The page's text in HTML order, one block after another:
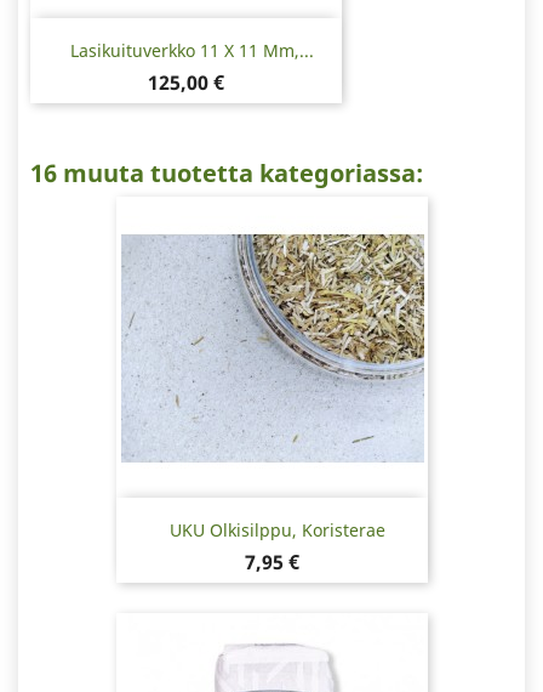
Lasikuituverkko 11 X 11 Mm,...
Hinta
125,00 €
16 muuta tuotetta kategoriassa:
UKU Olkisilppu, Koristerae
Hinta
7,95 €